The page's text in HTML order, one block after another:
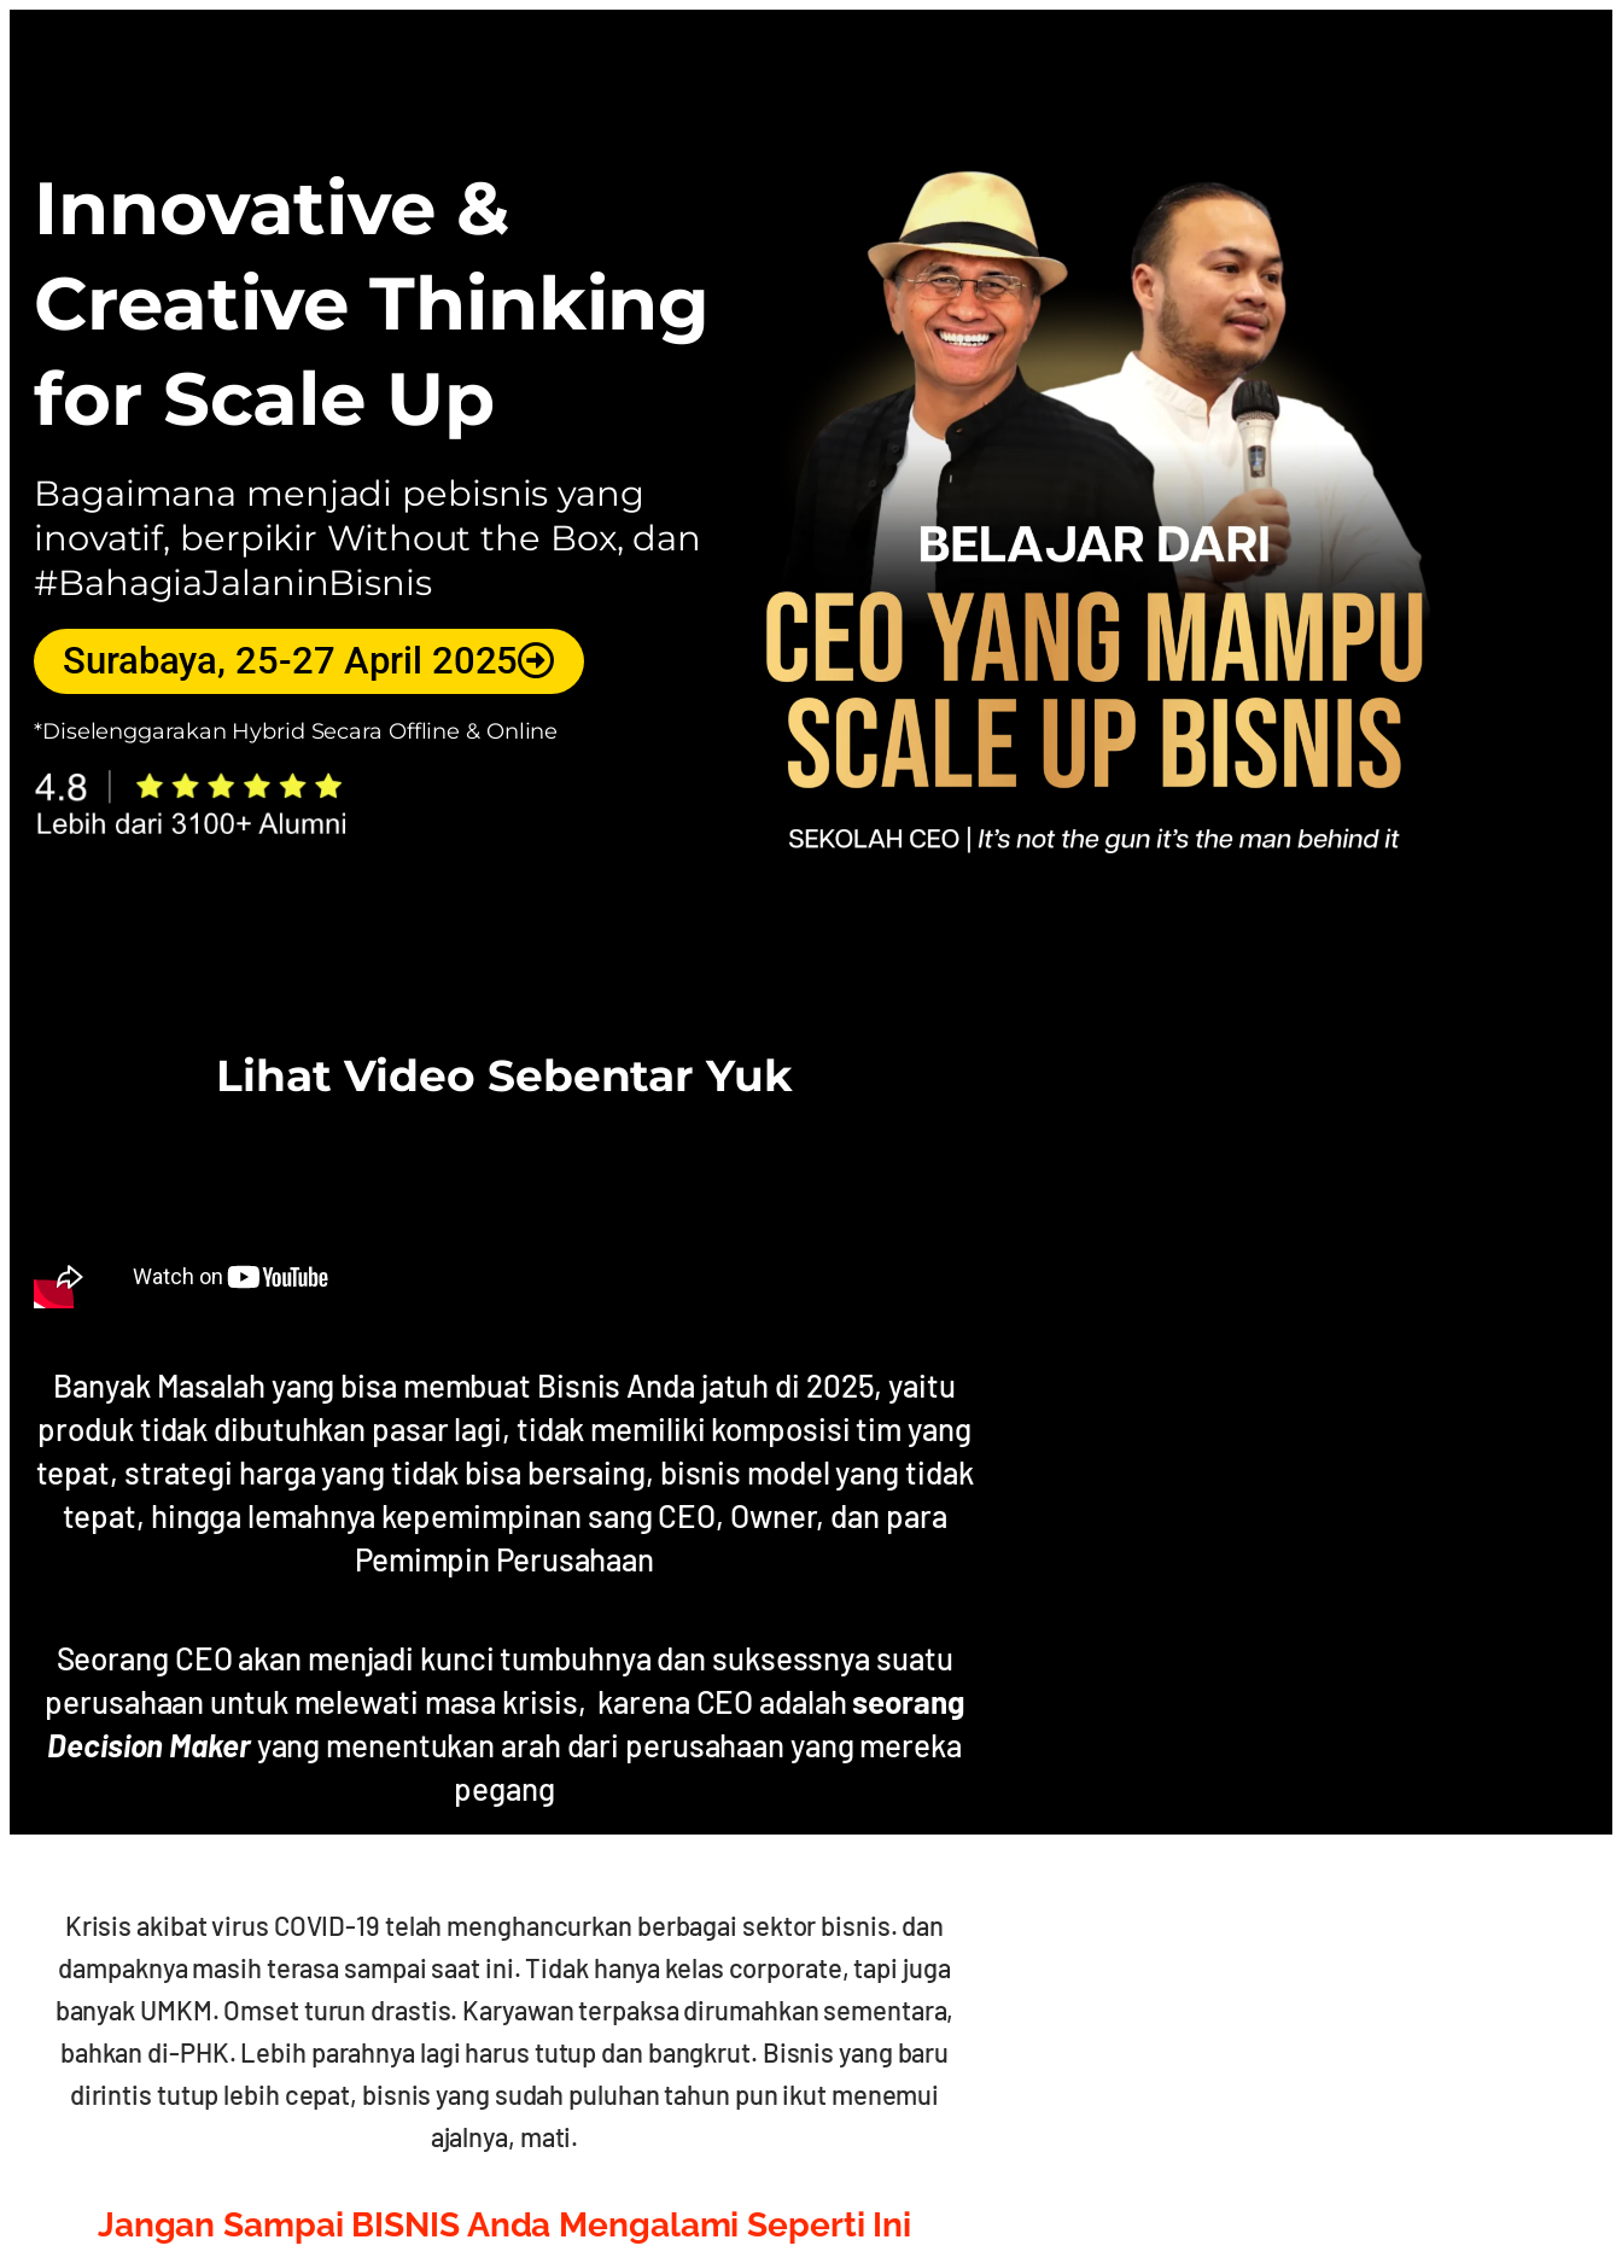
Innovative &
Creative Thinking
for Scale Up
Bagaimana menjadi pebisnis yang
inovatif, berpikir Without the Box, dan
#BahagiaJalaninBisnis
Surabaya, 25-27 April 2025
*Diselenggarakan Hybrid Secara Offline & Online
Lihat Video Sebentar Yuk
Banyak Masalah yang bisa membuat Bisnis Anda jatuh di 2025, yaitu
produk tidak dibutuhkan pasar lagi, tidak memiliki komposisi tim yang
tepat, strategi harga yang tidak bisa bersaing, bisnis model yang tidak
tepat, hingga lemahnya kepemimpinan sang CEO, Owner, dan para
Pemimpin Perusahaan
Seorang CEO akan menjadi kunci tumbuhnya dan suksessnya suatu
perusahaan untuk melewati masa krisis, karena CEO adalahseorang
Decision Makeryang menentukan arah dari perusahaan yang mereka
pegang
Krisis akibat virus COVID-19 telah menghancurkan berbagai sektor bisnis. dan
dampaknya masih terasa sampai saat ini. Tidak hanya kelas corporate, tapi juga
banyak UMKM. Omset turun drastis. Karyawan terpaksa dirumahkan sementara,
bahkan di-PHK. Lebih parahnya lagi harus tutup dan bangkrut. Bisnis yang baru
dirintis tutup lebih cepat, bisnis yang sudah puluhan tahun pun ikut menemui
ajalnya, mati.
Jangan Sampai BISNIS Anda Mengalami Seperti Ini